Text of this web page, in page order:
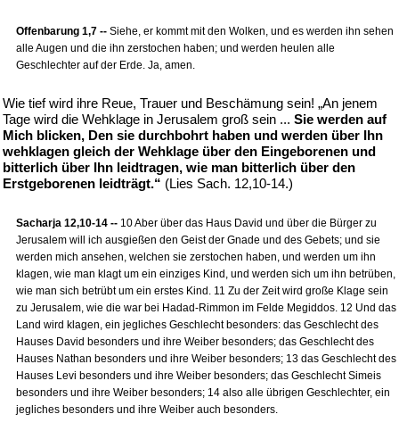
Offenbarung 1,7 -- Siehe, er kommt mit den Wolken, und es werden ihn sehen
alle Augen und die ihn zerstochen haben; und werden heulen alle
Geschlechter auf der Erde. Ja, amen.
Wie tief wird ihre Reue, Trauer und Beschämung sein! „An jenem
Tage wird die Wehklage in Jerusalem groß sein ... Sie werden auf
Mich blicken, Den sie durchbohrt haben und werden über Ihn
wehklagen gleich der Wehklage über den Eingeborenen und
bitterlich über Ihn leidtragen, wie man bitterlich über den
Erstgeborenen leidträgt.“ (Lies Sach. 12,10-14.)
Sacharja 12,10-14 -- 10 Aber über das Haus David und über die Bürger zu
Jerusalem will ich ausgießen den Geist der Gnade und des Gebets; und sie
werden mich ansehen, welchen sie zerstochen haben, und werden um ihn
klagen, wie man klagt um ein einziges Kind, und werden sich um ihn betrüben,
wie man sich betrübt um ein erstes Kind. 11 Zu der Zeit wird große Klage sein
zu Jerusalem, wie die war bei Hadad-Rimmon im Felde Megiddos. 12 Und das
Land wird klagen, ein jegliches Geschlecht besonders: das Geschlecht des
Hauses David besonders und ihre Weiber besonders; das Geschlecht des
Hauses Nathan besonders und ihre Weiber besonders; 13 das Geschlecht des
Hauses Levi besonders und ihre Weiber besonders; das Geschlecht Simeis
besonders und ihre Weiber besonders; 14 also alle übrigen Geschlechter, ein
jegliches besonders und ihre Weiber auch besonders.